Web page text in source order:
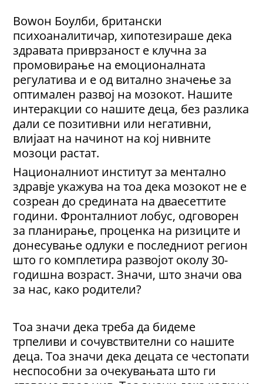
Bowон Боулби, британски
психоаналитичар, хипотезираше дека
здравата приврзаност е клучна за
промовирање на емоционалната
регулатива и е од витално значење за
оптимален развој на мозокот. Нашите
интеракции со нашите деца, без разлика
дали се позитивни или негативни,
влијаат на начинот на кој нивните
мозоци растат.
Националниот институт за ментално
здравје укажува на тоа дека мозокот не е
созреан до средината на дваесеттите
години. Фронталниот лобус, одговорен
за планирање, проценка на ризиците и
донесување одлуки е последниот регион
што го комплетира развојот околу 30-
годишна возраст. Значи, што значи ова
за нас, како родители?
Тоа значи дека треба да бидеме
трпеливи и сочувствителни со нашите
деца. Тоа значи дека децата се честопати
неспособни за очекувањата што ги